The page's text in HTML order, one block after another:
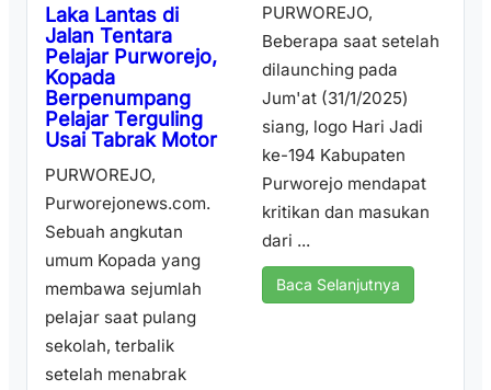
Laka Lantas di
Jalan Tentara
Pelajar Purworejo,
Kopada
Berpenumpang
Pelajar Terguling
Usai Tabrak Motor
PURWOREJO,
Purworejonews.com.
Sebuah angkutan
umum Kopada yang
membawa sejumlah
pelajar saat pulang
sekolah, terbalik
setelah menabrak
PURWOREJO,
Beberapa saat setelah
dilaunching pada
Jum'at (31/1/2025)
siang, logo Hari Jadi
ke-194 Kabupaten
Purworejo mendapat
kritikan dan masukan
dari ...
Baca Selanjutnya